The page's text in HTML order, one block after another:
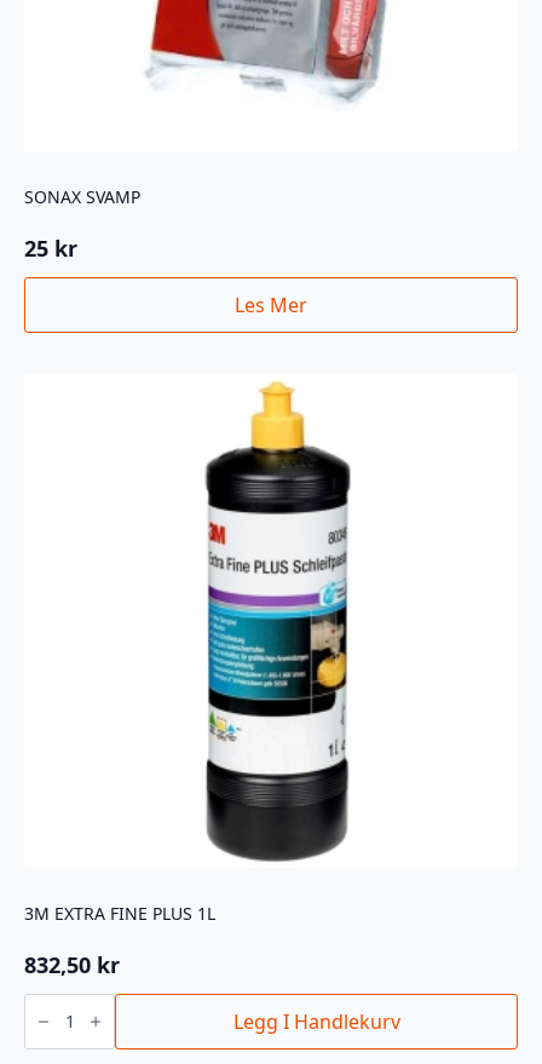
SONAX SVAMP
25 kr
Les Mer
3M EXTRA FINE PLUS 1L
832,50 kr
3M
EXTRA
PLUS
Legg I Handlekurv